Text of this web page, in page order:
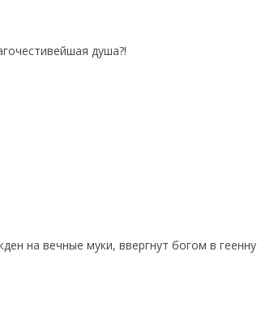
душа?!
на вечные муки, ввергнут богом в геенну